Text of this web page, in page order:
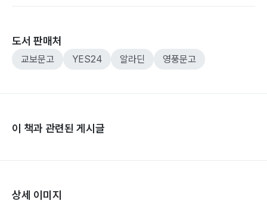
도서 판매처
교보문고 YES24 알라딘 영풍문고
이 책과 관련된 게시글
상세 이미지